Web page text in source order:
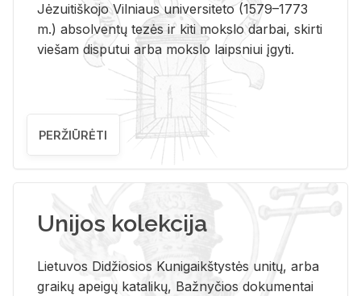
Jėzuitiškojo Vilniaus universiteto (1579–1773
m.) absolventų tezės ir kiti mokslo darbai, skirti
viešam disputui arba mokslo laipsniui įgyti.
PERŽIŪRĖTI
Unijos kolekcija
Lietuvos Didžiosios Kunigaikštystės unitų, arba
graikų apeigų katalikų, Bažnyčios dokumentai